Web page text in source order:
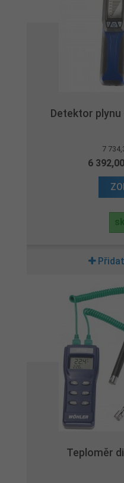
Detektor plynu
7
6
Teploměr